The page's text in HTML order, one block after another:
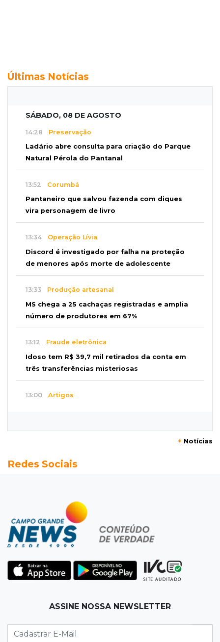
Últimas Notícias
SÁBADO, 08 DE AGOSTO
14:28 Preservação
Ladário abre consulta para criação do Parque
Natural Pérola do Pantanal
13:52 Corumbá
Pantaneiro que salvou fazenda com diques
vira personagem de livro
13:34 Operação Lívia
Discord é investigado por falha na proteção
de menores após morte de adolescente
13:33 Produção artesanal
MS chega a 25 cachaças registradas e amplia
número de produtores em 67%
13:12 Fraude eletrônica
Idoso tem R$ 39,7 mil retirados da conta em
três transferências misteriosas
13:00 Artigos
sem energia em Campo Grande
Mulher em situação de rua coloca fogo em
terreno e causa incêndio no Santo Amaro
12:10 Direito
encurta tarefas administrativas
Justiça manda tirar canil e proíbe treino do
+ Notícias
Redes Sociais
ASSINE NOSSA NEWSLETTER